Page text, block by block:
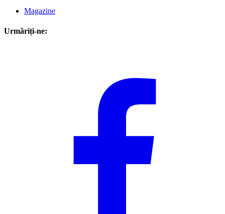
Magazine
Urmăriți-ne: